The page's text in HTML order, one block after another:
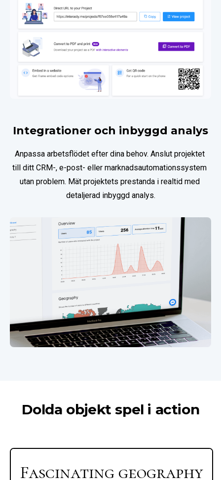
Integrationer och inbyggd analys
Anpassa arbetsflödet efter dina behov. Anslut projektet
till ditt CRM-, e-post- eller marknadsautomationssystem
utan problem. Mät projektets prestanda i realtid med
detaljerad inbyggd analys.
Dolda objekt spel i action